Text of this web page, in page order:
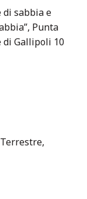
di sabbia e
Punta
di Gallipoli 10